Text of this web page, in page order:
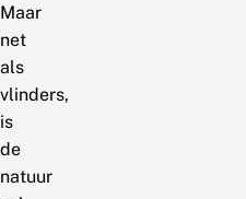
Maar
net
als
vlinders,
is
de
natuur